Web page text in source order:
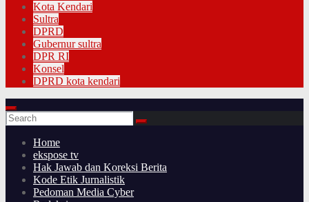
Kota Kendari
Sultra
DPRD
Gubernur sultra
DPR RI
Konsel
DPRD kota kendari
Home
ekspose tv
Hak Jawab dan Koreksi Berita
Kode Etik Jurnalistik
Pedoman Media Cyber